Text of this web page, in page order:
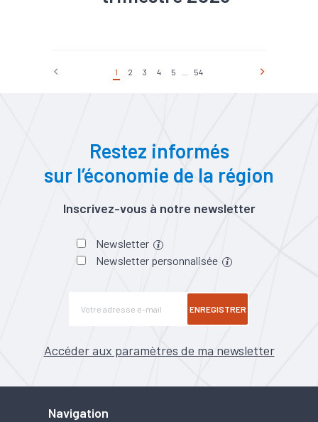
#Défaillance
#Emploi
#Investissement
#Logement
1 2 3 4 5 54
Restez informés
sur l’économie de la région
Inscrivez-vous à notre newsletter
Newsletter
Newsletter personnalisée
ENREGISTRER
Accéder aux paramètres de ma newsletter
Navigation